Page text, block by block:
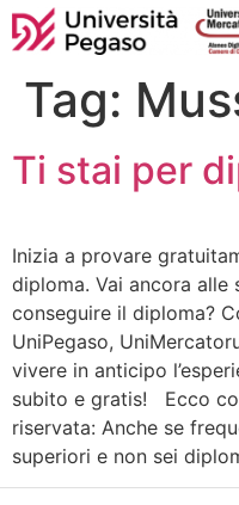
Tag:
Ti stai per
Inizia a provare
diploma. Vai ancora alle
conseguire il diploma?
UniPegaso,
vivere in anticipo
subito e gratis! Ecco
riservata: Anche se
superiori e non sei